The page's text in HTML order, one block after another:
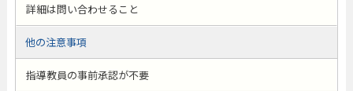
詳細は問い合わせること
他の注意事項
指導教員の事前承認が不要